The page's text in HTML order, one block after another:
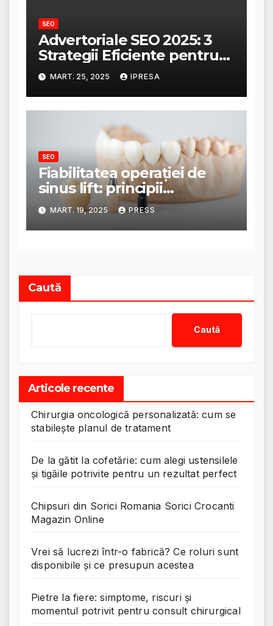
SEO
Advertoriale SEO 2025: 3
Strategii Eficiente pentru
Creșterea Traficului
MART. 25, 2025 IPRESA
SEO
Fiabilitatea operației de
sinus lift: principii
anatomice și tehnici
moderne
MART. 19, 2025 PRESS
Caută
Caută
Articole recente
Chirurgia oncologică personalizată: cum se
stabilește planul de tratament
De la gătit la cofetărie: cum alegi ustensilele
și tigăile potrivite pentru un rezultat perfect
Chipsuri din Sorici Romania Sorici Crocanti
Magazin Online
Vrei să lucrezi într-o fabrică? Ce roluri sunt
disponibile și ce presupun acestea
Pietre la fiere: simptome, riscuri și
momentul potrivit pentru consult chirurgical